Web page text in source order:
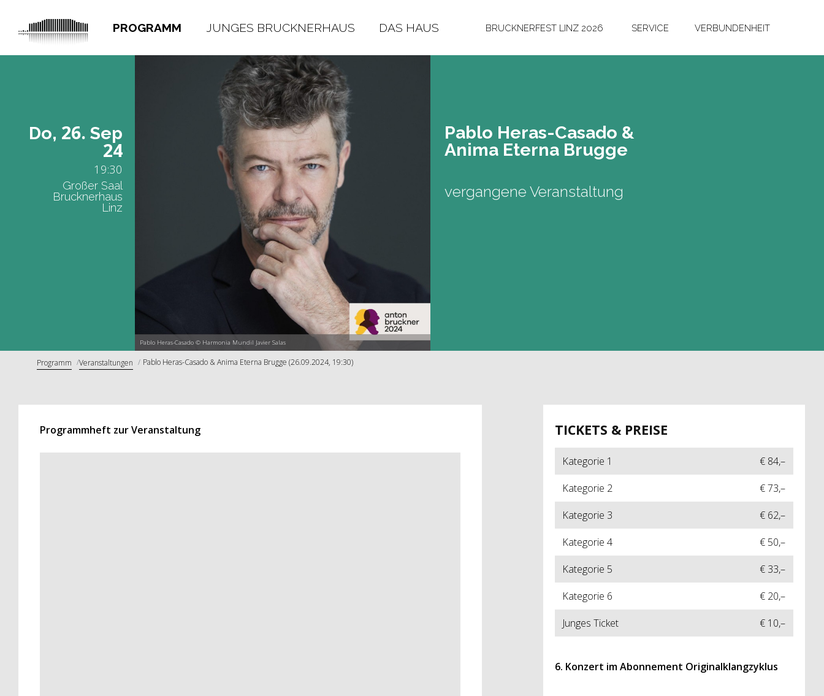
PROGRAMM JUNGES BRUCKNERHAUS DAS HAUS BRUCKNERFEST LINZ 2026 SERVICE VERBUNDENHEIT
Pablo Heras-Casado © Harmonia MundiI Javier Salas
Do, 26. Sep
24
19:30
Großer Saal
Brucknerhaus
Linz
Pablo He­ras-Ca­sa­do &
Anima Eter­na Brug­ge
vergangene Veranstaltung
Programm Veranstaltungen Pablo Heras-Casado & Anima Eterna Brugge (26.09.2024, 19:30)
Programmheft zur Veranstaltung TICKETS & PREISE
Kategorie 1
€ 84,–
Kategorie 2
€ 73,–
Kategorie 3
€ 62,–
Kategorie 4
€ 50,–
Kategorie 5
€ 33,–
Kategorie 6
€ 20,–
Junges Ticket
€ 10,–
6. Konzert im Abonnement Originalklangzyklus